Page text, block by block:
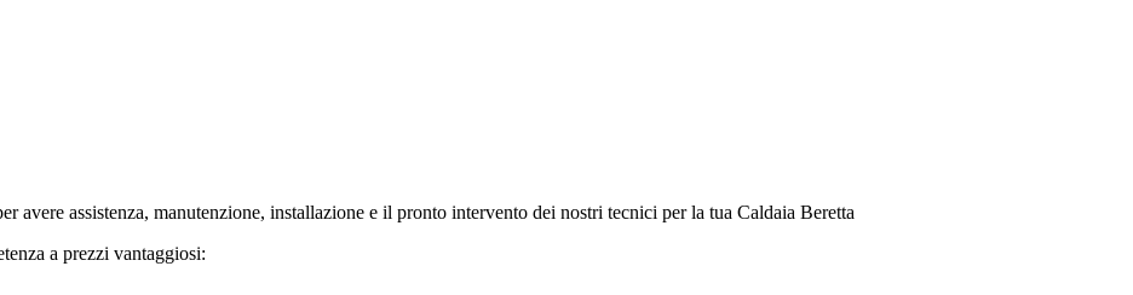
avere assistenza, manutenzione, installazione e il pronto intervento dei nostri tecnici per la tua Caldaia Beretta